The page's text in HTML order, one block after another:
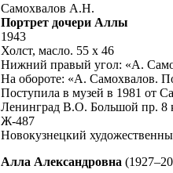
Самохвалов А.Н.
Портрет дочери Аллы
1943
Холст, масло. 55 x 46
Нижний правый угол: «А.
На обороте: «А. Самохвалов.
Поступила в музей в 1981 от
Ленинград В.О. Большой пр. 8
Ж-487
Новокузнецкий
Алла Александровна